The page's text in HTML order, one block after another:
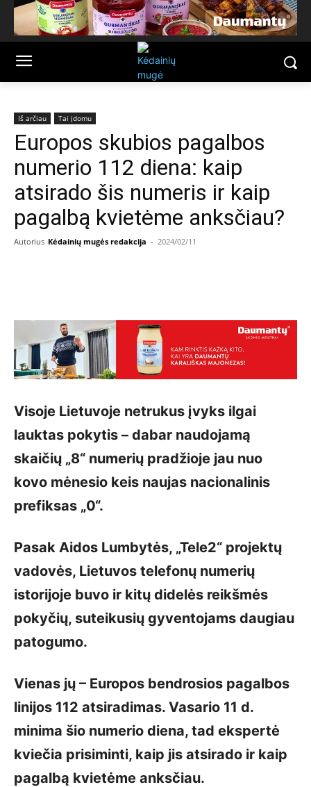
Iš arčiau Tai įdomu
Europos skubios pagalbos
numerio 112 diena: kaip
atsirado šis numeris ir kaip
pagalbą kvietėme anksčiau?
Autorius Kėdainių mugės redakcija - 2024/02/11
Visoje Lietuvoje netrukus įvyks ilgai
lauktas pokytis – dabar naudojamą
skaičių „8“ numerių pradžioje jau nuo
kovo mėnesio keis naujas nacionalinis
prefiksas „0“.
Pasak Aidos Lumbytės, „Tele2“ projektų
vadovės, Lietuvos telefonų numerių
istorijoje buvo ir kitų didelės reikšmės
pokyčių, suteikusių gyventojams daugiau
patogumo.
Vienas jų – Europos bendrosios pagalbos
linijos 112 atsiradimas. Vasario 11 d.
minima šio numerio diena, tad ekspertė
kviečia prisiminti, kaip jis atsirado ir kaip
pagalbą kvietėme anksčiau.